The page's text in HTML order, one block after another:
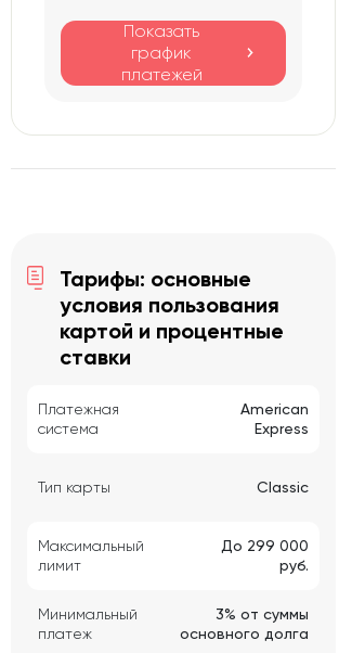
Показать
график
платежей
Тарифы: основные
условия пользования
картой и процентные
ставки
Платежная
система
American
Express
Тип карты Classic
Максимальный
лимит
До 299 000
руб.
Минимальный
платеж
3% от суммы
основного долга